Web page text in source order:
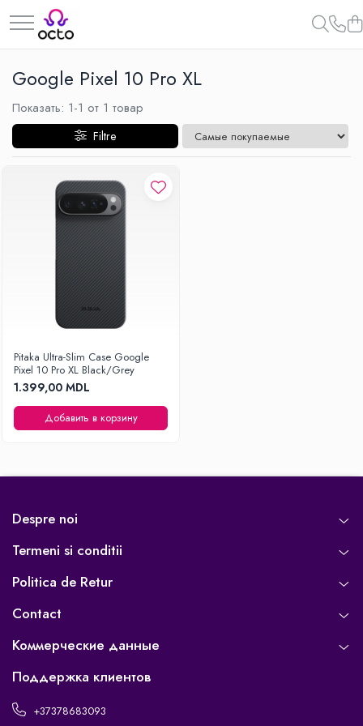
Все Коллекции
Компьютеры
Настольный ПК
Комплектующие ПК
Периферия
Хранение данных
Ноутбуки
Ноутбуки
Аксессуары для Ноутбуков
Планшеты
Аксессуары для Планшетов
Дом и Сад
Камеры видеонаблюдения
Освещение
Антибактериальные лампы
Декоративное освещение
Автотовары и Автоаксессуары
Видеорегистраторы
Зеркала
Инструменты и оборудование
Компрессоры
Портативные пылесосы
Google Pixel 10 Pro XL
Показать: 1-1 от 1 товар
Filtre
Pitaka Ultra-Slim Case Google
Pixel 10 Pro XL Black/Grey
1.399,00 MDL
Добавить в корзину
Despre noi
Termeni si conditii
Politica de Retur
Contact
Коммерческие данные
Поддержка клиентов
+37378683093